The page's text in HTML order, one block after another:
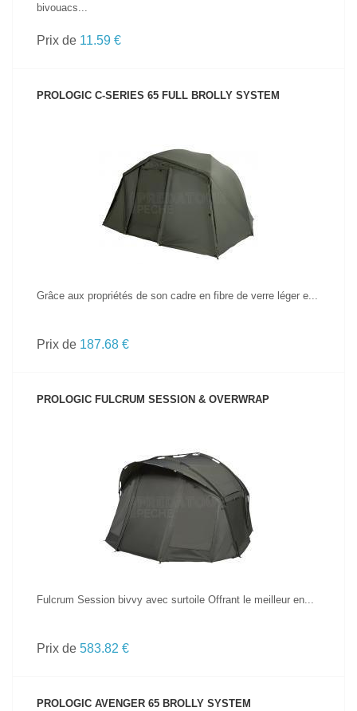
bivouacs...
Prix de 11.59 €
PROLOGIC C-SERIES 65 FULL BROLLY SYSTEM
VOIR LE PRODUIT
Grâce aux propriétés de son cadre en fibre de verre léger e...
Prix de 187.68 €
PROLOGIC FULCRUM SESSION & OVERWRAP
VOIR LE PRODUIT
Fulcrum Session bivvy avec surtoile Offrant le meilleur en...
Prix de 583.82 €
PROLOGIC AVENGER 65 BROLLY SYSTEM